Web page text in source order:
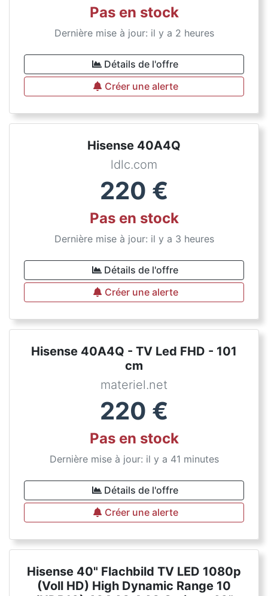
Pas en stock
Dernière mise à jour: il y a 2 heures
Détails de l'offre
Créer une alerte
Hisense 40A4Q
ldlc.com
220 €
Pas en stock
Dernière mise à jour: il y a 3 heures
Détails de l'offre
Créer une alerte
Hisense 40A4Q - TV Led FHD - 101
cm
materiel.net
220 €
Pas en stock
Dernière mise à jour: il y a 41 minutes
Détails de l'offre
Créer une alerte
Hisense 40" Flachbild TV LED 1080p
(Voll HD) High Dynamic Range 10